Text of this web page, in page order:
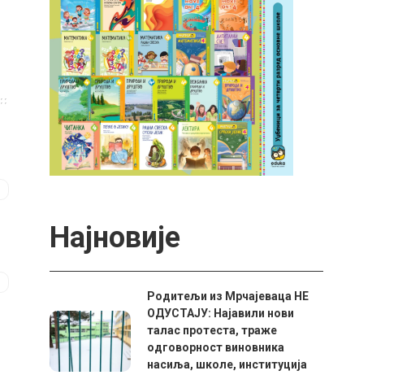
Најновије
Родитељи из Мрчајеваца НЕ
ОДУСТАЈУ: Најавили нови
талас протеста, траже
одговорност виновника
насиља, школе, институција